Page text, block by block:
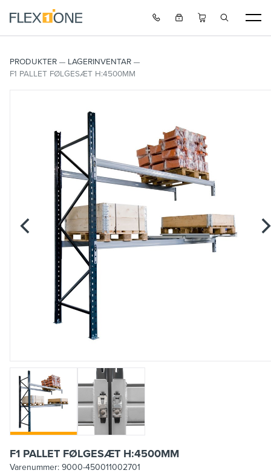
PRODUKTER
LAGERINVENTAR
F1 PALLET FØLGESÆT H:4500MM
F1 PALLET FØLGESÆT H:4500MM
Varenummer: 9000-450011002701